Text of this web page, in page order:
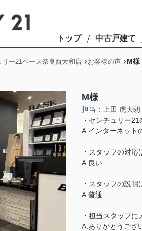
トップ 中古戸建て
リー21ベース奈良西大和店 お客様の声 M様
M様
担当：上田 虎大朗
・センチュリー
A.インターネット
・スタッフの対応
A.良い
・スタッフの説
A.普通
・担当スタッフに
A.ありがとうござ